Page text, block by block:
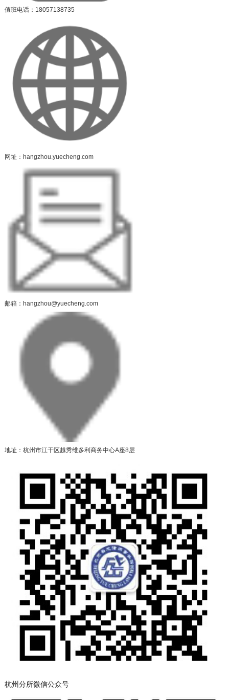
值班电话：18057138735
网址：hangzhou.yuecheng.com
邮箱：hangzhou@yuecheng.com
地址：杭州市江干区越秀维多利商务中心A座8层
杭州分所微信公众号